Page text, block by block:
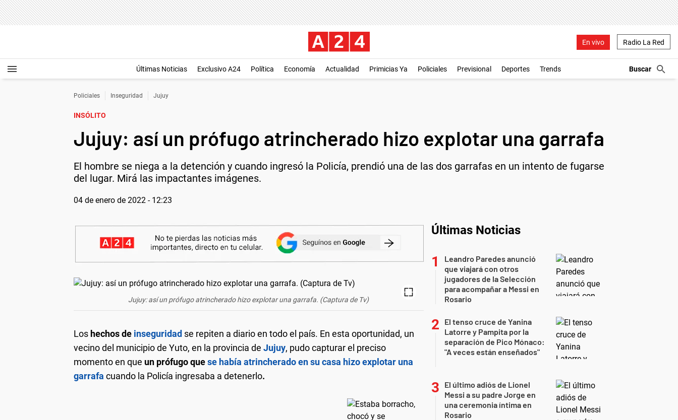
En vivo Radio La Red
Últimas Noticias Exclusivo A24 Política Economía Actualidad Primicias Ya Policiales Previsional Deportes Trends
Policiales Inseguridad Jujuy
INSÓLITO
Jujuy: así un prófugo atrincherado hizo explotar una garrafa
El hombre se niega a la detención y cuando ingresó la Policía, prendió una de las dos garrafas en un intento de fugarse
del lugar. Mirá las impactantes imágenes.
04 de enero de 2022 - 12:23
Jujuy: así un prófugo atrincherado hizo explotar una garrafa. (Captura de Tv)
Los hechos de inseguridad se repiten a diario en todo el país. En esta oportunidad, un
vecino del municipio de Yuto, en la provincia de Jujuy, pudo capturar el preciso
momento en que un prófugo quese había atrincherado en su casa hizo explotar una
garrafa cuando la Policía ingresaba a detenerlo.
Últimas Noticias
Leandro Paredes anunció
que viajará con otros
jugadores de la Selección
para acompañar a Messi en
Rosario
El tenso cruce de Yanina
Latorre y Pampita por la
separación de Pico Mónaco:
"A veces están enseñados"
El último adiós de Lionel
Messi a su padre Jorge en
una ceremonia íntima en
Rosario